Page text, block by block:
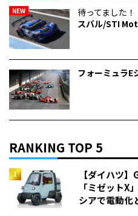
NEW
待ってました！
スバル/STI
フォーミュラE
RANKING TOP 5
【ダイハツ
「ミゼット
シアで電動化